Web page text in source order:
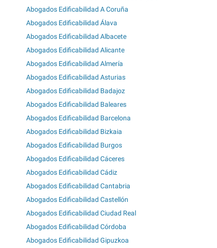
Abogados Edificabilidad A Coruña
Abogados Edificabilidad Álava
Abogados Edificabilidad Albacete
Abogados Edificabilidad Alicante
Abogados Edificabilidad Almería
Abogados Edificabilidad Asturias
Abogados Edificabilidad Badajoz
Abogados Edificabilidad Baleares
Abogados Edificabilidad Barcelona
Abogados Edificabilidad Bizkaia
Abogados Edificabilidad Burgos
Abogados Edificabilidad Cáceres
Abogados Edificabilidad Cádiz
Abogados Edificabilidad Cantabria
Abogados Edificabilidad Castellón
Abogados Edificabilidad Ciudad Real
Abogados Edificabilidad Córdoba
Abogados Edificabilidad Gipuzkoa